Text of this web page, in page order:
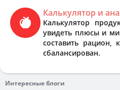
Калькулятор и
Калькулятор
увидеть плюсы и
составить рацион,
сбалансирован.
Интересные блоги